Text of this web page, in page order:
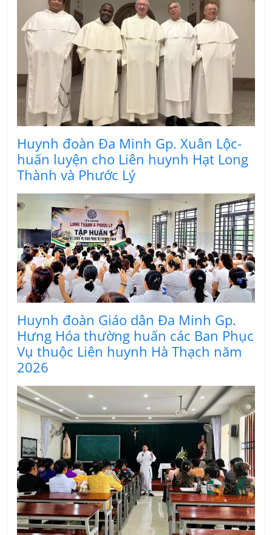
Huynh đoàn Đa Minh Gp. Xuân Lộc-
huấn luyện cho Liên huynh Hạt Long
Thành và Phước Lý
Huynh đoàn Giáo dân Đa Minh Gp.
Hưng Hóa thường huấn các Ban Phục
Vụ thuộc Liên huynh Hà Thạch năm
2026